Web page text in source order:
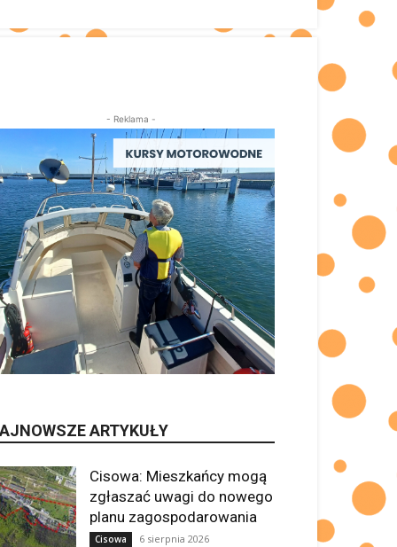
- Reklama -
ARTYKUŁY
Cisowa: Mieszkańcy mogą
zgłaszać uwagi do nowego
planu zagospodarowania
Cisowa 6 sierpnia 2026